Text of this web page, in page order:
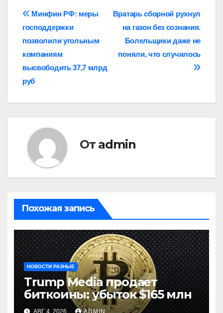
Навигация
по
записям
Вратарь сборной рухнул
на газон без сознания.
Болельщики даже не
поняли, что случилось
Минфин РФ: меры
господдержки
позволили угольным
компаниям
высвободить 37,7 млрд
руб
От admin
Похожая запись
НОВОСТИ РАЗНЫЕ
Trump Media продает
биткоины: убыток $165 млн
АВГ 4, 2026 ADMIN